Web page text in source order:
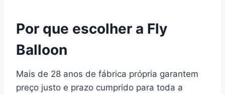
Por que escolher a Fly
Balloon
Mais de 28 anos de fábrica própria garantem
preço justo e prazo cumprido para toda a